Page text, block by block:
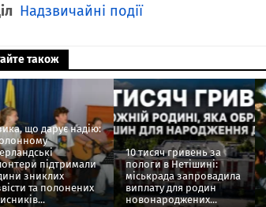
Надзвичайні події
також
що дарує надію:
підтримали
зниклих
та полонених
10 тисяч гривень за
пологи в Нетішині:
міськрада запровадила
виплату для родин
новонароджених...